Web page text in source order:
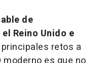
de
Reino Unido e
retos a